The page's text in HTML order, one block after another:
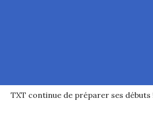
TXT continue de préparer ses débuts